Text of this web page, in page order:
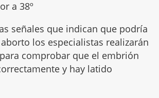
a 38º
señales que indican que podría
los especialistas realizarán
para comprobar que el embrión
y hay latido